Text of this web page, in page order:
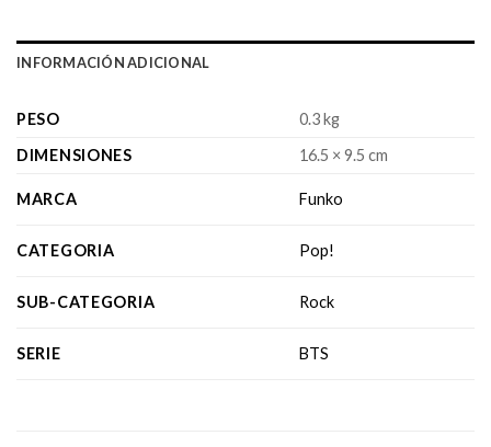
INFORMACIÓN ADICIONAL
PESO
0.3 kg
DIMENSIONES
16.5 × 9.5 cm
MARCA Funko
CATEGORIA Pop!
SUB-CATEGORIA Rock
SERIE BTS